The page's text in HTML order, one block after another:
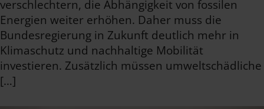
verschlechtern, die Abhängigkeit von fossilen
Energien weiter erhöhen. Daher muss die
Bundesregierung in Zukunft deutlich mehr in
Klimaschutz und nachhaltige Mobilität
investieren. Zusätzlich müssen umweltschädliche
[…]